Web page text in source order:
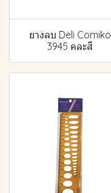
ยางลบ Deli Comiko
3945 คละสี